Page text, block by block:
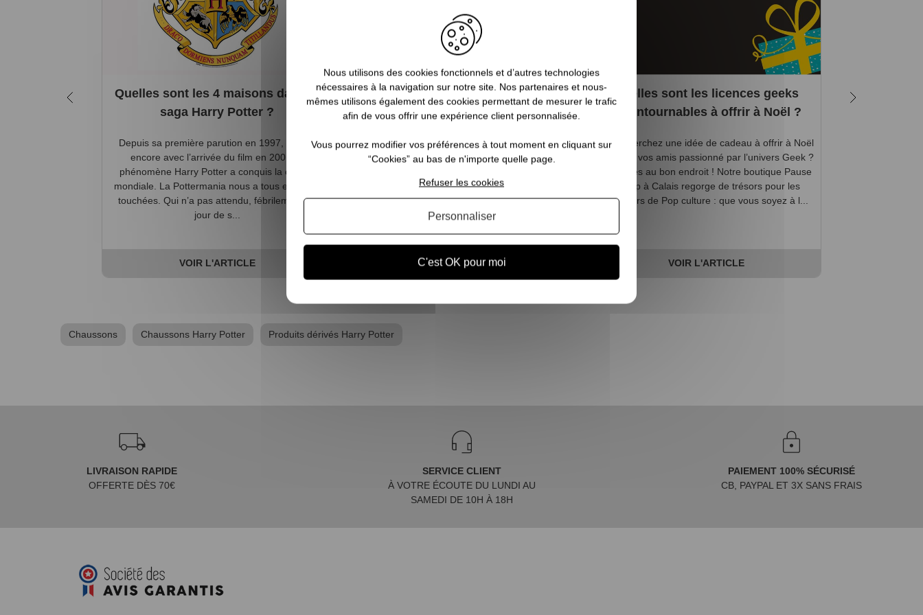
Quelles sont les 4 maisons dans la
saga Harry Potter ?
Depuis sa première parution en 1997, et plus
encore avec l’arrivée du film en 2001, le
phénomène Harry Potter a conquis la culture
mondiale. La Pottermania nous a tous et toutes
touchées. Qui n’a pas attendu, fébrilement, le
jour de s...
VOIR L'ARTICLE
Quels sont les 10 objets
mythiques de la saga Harry Potter
Tout Potterhead (fans d'Harry Potter) qui se
sa vie quel objet magique il aimerait posséder.
Parmi les artefacts les plus emblématiques de la
saga Harry Potter, nous en avons sélectionné d...
VOIR L'ARTICLE
Quelles sont les licences geeks
incontournables à offrir à Noël ?
Vous cherchez une idée de cadeau à offrir à Noël
à l’un de vos amis passionné par l’univers Geek ?
Vous êtes au bon endroit ! Notre boutique Pause
Canap à Calais regorge de trésors pour les
amateurs de Pop culture : que vous soyez à l...
VOIR L'ARTICLE
5 bonnes
Chaussons Chaussons Harry Potter Produits dérivés Harry Potter
LIVRAISON RAPIDE
OFFERTE DÈS 70€
SERVICE CLIENT
À VOTRE ÉCOUTE DU LUNDI AU
SAMEDI DE 10H À 18H
PAIEMENT 100% SÉCURISÉ
CB, PAYPAL ET 3X SANS FRAIS
Nous utilisons des cookies fonctionnels et d’autres technologies
nécessaires à la navigation sur notre site. Nos partenaires et nous-
mêmes utilisons également des cookies permettant de mesurer le trafic
afin de vous offrir une expérience client personnalisée.
Vous pourrez modifier vos préférences à tout moment en cliquant sur
“Cookies” au bas de n'importe quelle page.
C'est OK pour moi
Refuser les cookies
Personnaliser